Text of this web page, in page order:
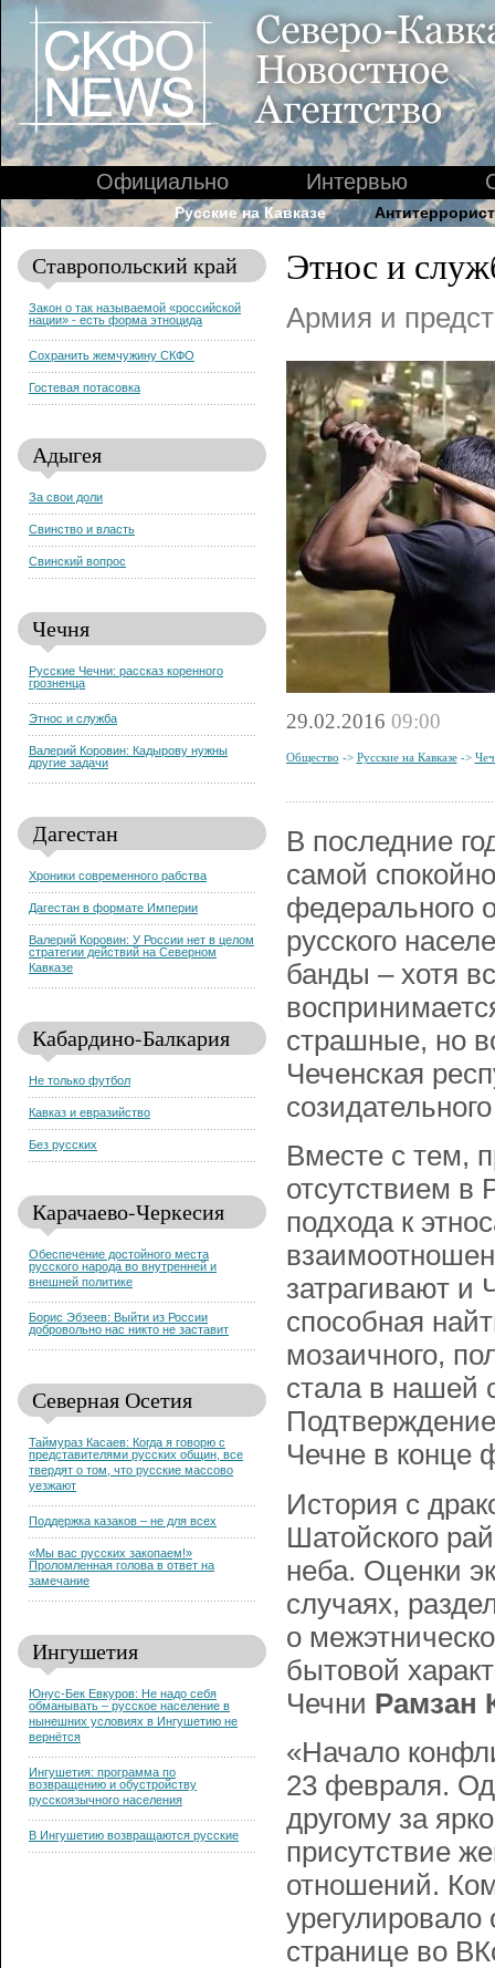
Официально Интервью
Русские на Кавказе
Ставропольский край
Закон о так называемой «российской
нации» - есть форма этноцида
Сохранить жемчужину СКФО
Гостевая потасовка
Адыгея
За свои доли
Свинство и власть
Свинский вопрос
Чечня
Русские Чечни: рассказ коренного
грозненца
Этнос и служба
Валерий Коровин: Кадырову нужны
другие задачи
Дагестан
Хроники современного рабства
Дагестан в формате Империи
Валерий Коровин: У России нет в целом
стратегии действий на Северном
Кавказе
Кабардино-Балкария
Не только футбол
Кавказ и евразийство
Без русских
Карачаево-Черкесия
Обеспечение достойного места
русского народа во внутренней и
внешней политике
Борис Эбзеев: Выйти из России
добровольно нас никто не заставит
Северная Осетия
Таймураз Касаев: Когда я говорю с
представителями русских общин, все
твердят о том, что русские массово
уезжают
Поддержка казаков – не для всех
«Мы вас русских закопаем!»
Проломленная голова в ответ на
замечание
Ингушетия
Юнус-Бек Евкуров: Не надо себя
обманывать – русское население в
нынешних условиях в Ингушетию не
вернётся
Ингушетия: программа по
возвращению и обустройству
русскоязычного населения
В Ингушетию возвращаются русские
Этнос и
Армия и
29.02.2016 09:00
Общество -> Русские на Кавказе ->
В последние
самой
федерального
русского
банды – хотя
страшные, но
Чеченская
Вместе с тем,
отсутствием в
подхода к
затрагивают и
способная
мозаичного,
стала в нашей
Чечне в конце
История с
Шатойского
неба. Оценки
случаях,
о
бытовой
Чечни Рамзан
«Начало
23 февраля.
другому за
присутствие
отношений.
странице во